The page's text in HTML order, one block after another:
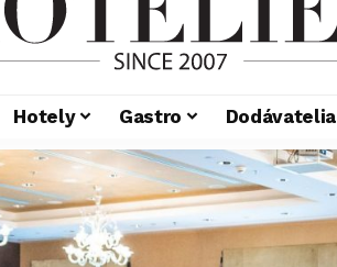
Hotely Gastro Dodávatelia